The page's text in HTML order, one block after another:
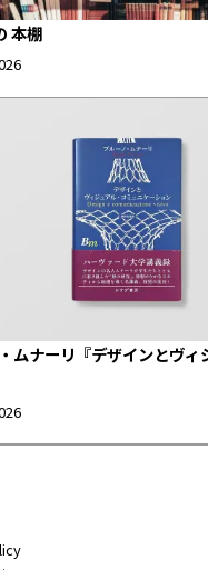
本棚
ムナーリ『デザインとヴィ